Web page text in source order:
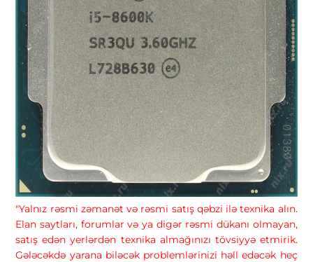
"Yalnız rəsmi zəmanət və rəsmi satış qəbzi ilə texnika alın.
Elan saytları, forumlar və ya digər rəsmi dükanı olmayan,
satış edən yerlərdən texnika almağınızı tövsiyyə etmirik.
Gələcəkdə yarana biləcək problemlərinizi həll edəcək heç